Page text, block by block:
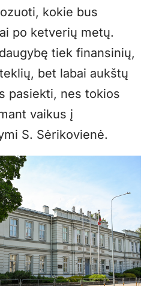
kokie bus
po ketverių metų.
tiek finansinių,
bet labai aukštų
pasiekti, nes tokios
vaikus į
S. Sėrikovienė.